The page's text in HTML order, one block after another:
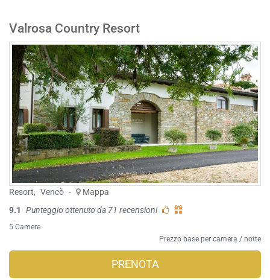
Valrosa Country Resort
Resort, Vencò -
Mappa
9.1
Punteggio ottenuto da 71 recensioni
5 Camere
Prezzo base per camera / notte
PRENOTA